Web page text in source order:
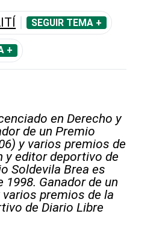
SEGUIR TEMA +
+
en Derecho y
de un Premio
y varios premios de
y editor deportivo de
Soldevila Brea es
Ganador de un
premios de la
de Diario Libre